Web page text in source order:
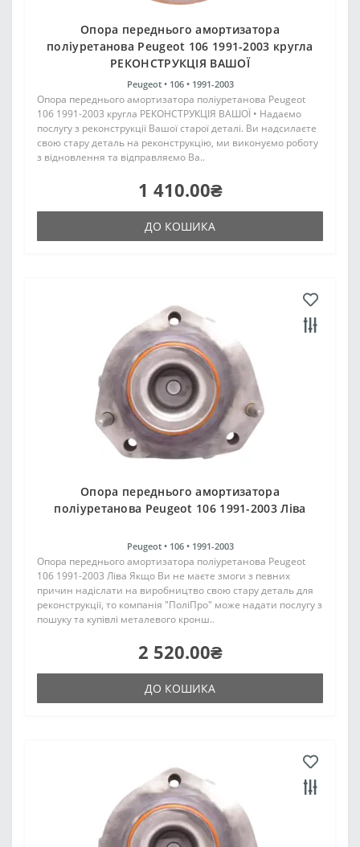
Опора переднього амортизатора
поліуретанова Peugeot 106 1991-2003 кругла
РЕКОНСТРУКЦІЯ ВАШОЇ
Peugeot • 106 • 1991-2003
Опора переднього амортизатора поліуретанова Peugeot
106 1991-2003 кругла РЕКОНСТРУКЦІЯ ВАШОЇ • Надаємо
послугу з реконструкції Вашої старої деталі. Ви надсилаєте
свою стару деталь на реконструкцію, ми виконуємо роботу
з відновлення та відправляємо Ва..
1 410.00₴
ДО КОШИКА
Опора переднього амортизатора
поліуретанова Peugeot 106 1991-2003 Ліва
Peugeot • 106 • 1991-2003
Опора переднього амортизатора поліуретанова Peugeot
106 1991-2003 Ліва Якщо Ви не маєте змоги з певних
причин надіслати на виробництво свою стару деталь для
реконструкції, то компанія "ПоліПро" може надати послугу з
пошуку та купівлі металевого кронш..
2 520.00₴
ДО КОШИКА